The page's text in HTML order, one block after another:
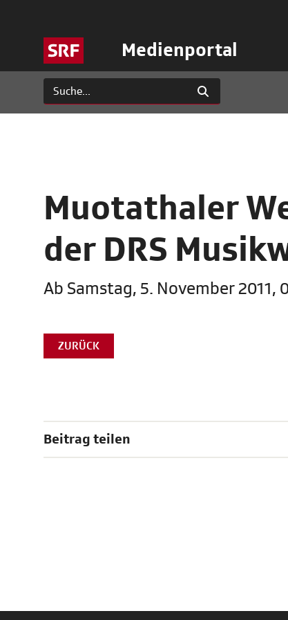
Medienportal
Muotathaler
der DRS
Ab Samstag, 5. November 2011,
ZURÜCK
Beitrag teilen